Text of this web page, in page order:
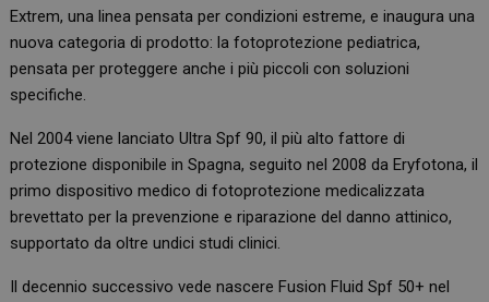
Extrem, una linea pensata per condizioni estreme, e inaugura una
nuova categoria di prodotto: la fotoprotezione pediatrica,
pensata per proteggere anche i più piccoli con soluzioni
specifiche.
Nel 2004 viene lanciato Ultra Spf 90, il più alto fattore di
protezione disponibile in Spagna, seguito nel 2008 da Eryfotona, il
primo dispositivo medico di fotoprotezione medicalizzata
brevettato per la prevenzione e riparazione del danno attinico,
supportato da oltre undici studi clinici.
Il decennio successivo vede nascere Fusion Fluid Spf 50+ nel